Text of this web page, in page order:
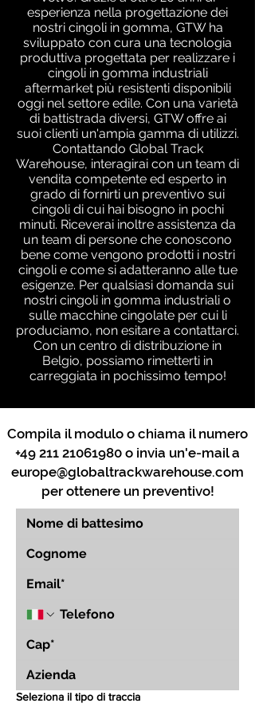
esperienza nella progettazione dei
nostri cingoli in gomma, GTW ha
sviluppato con cura una tecnologia
produttiva progettata per realizzare i
cingoli in gomma industriali
aftermarket più resistenti disponibili
oggi nel settore edile. Con una varietà
di battistrada diversi, GTW offre ai
suoi clienti un'ampia gamma di utilizzi.
Contattando Global Track
Warehouse, interagirai con un team di
vendita competente ed esperto in
grado di fornirti un preventivo sui
cingoli di cui hai bisogno in pochi
minuti. Riceverai inoltre assistenza da
un team di persone che conoscono
bene come vengono prodotti i nostri
cingoli e come si adatteranno alle tue
esigenze. Per qualsiasi domanda sui
nostri cingoli in gomma industriali o
sulle macchine cingolate per cui li
produciamo, non esitare a contattarci.
Con un centro di distribuzione in
Belgio, possiamo rimetterti in
carreggiata in pochissimo tempo!
Compila il modulo o chiama il numero
+49 211 21061980 o invia un'e-mail a
europe@globaltrackwarehouse.com
per ottenere un preventivo!
Seleziona il tipo di traccia